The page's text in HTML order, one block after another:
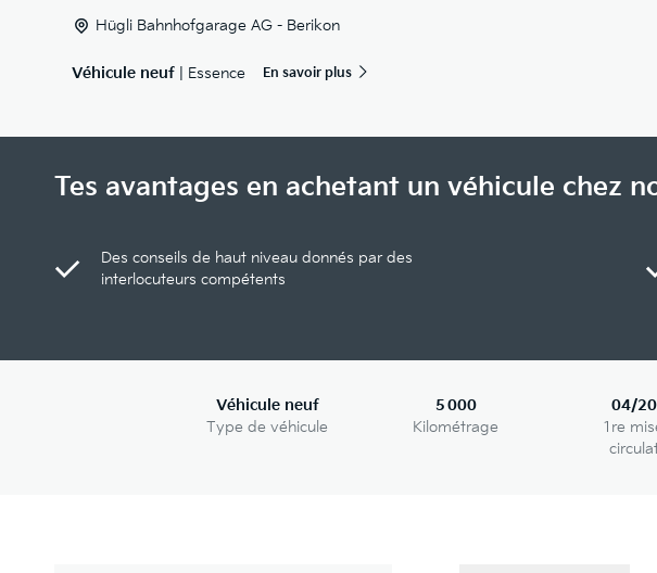
Hügli Bahnhofgarage AG - Berikon
Véhicule neuf | Essence En savoir plus
Tes avantages en achetant un véhicule chez
Des conseils de haut niveau donnés par des
interlocuteurs compétents
Véhicule neuf
Type de véhicule
5 000
Kilométrage
04/
1re